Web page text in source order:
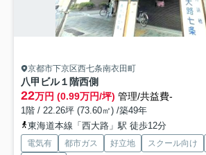
京都市下京区西七条南衣田町
八甲ビル１階西側
22万円 (0.99万円/坪) 管理/共益費-
1階 / 22.26坪 (73.60㎡) /築49年
東海道本線「西大路」駅 徒歩12分
電気有 都市ガス 好立地 スクール向け